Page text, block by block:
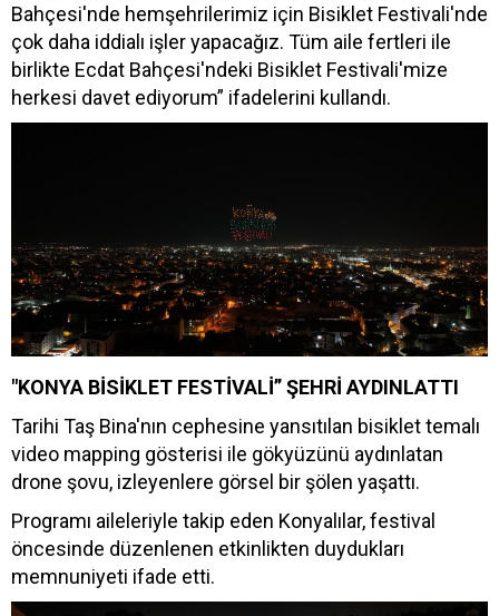
Bahçesi'nde hemşehrilerimiz için Bisiklet Festivali'nde
çok daha iddialı işler yapacağız. Tüm aile fertleri ile
birlikte Ecdat Bahçesi'ndeki Bisiklet Festivali'mize
herkesi davet ediyorum” ifadelerini kullandı.
"KONYA BİSİKLET FESTİVALİ” ŞEHRİ AYDINLATTI
Tarihi Taş Bina'nın cephesine yansıtılan bisiklet temalı
video mapping gösterisi ile gökyüzünü aydınlatan
drone şovu, izleyenlere görsel bir şölen yaşattı.
Programı aileleriyle takip eden Konyalılar, festival
öncesinde düzenlenen etkinlikten duydukları
memnuniyeti ifade etti.